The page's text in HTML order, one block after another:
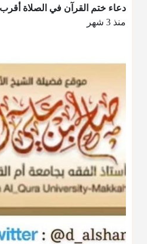
دعاء ختم القرآن في الصلاة أقرب
منذ 3 شهر